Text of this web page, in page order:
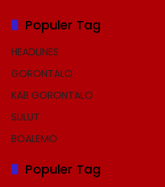
Populer Tag
HEADLINES
GORONTALO
KAB GORONTALO
SULUT
BOALEMO
Populer Tag